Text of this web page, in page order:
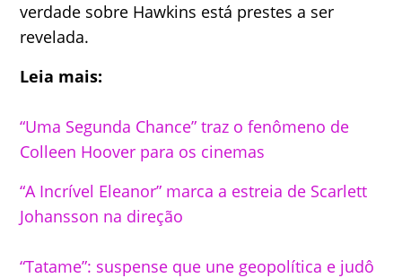
verdade sobre Hawkins está prestes a ser
revelada.
Leia mais:
“Uma Segunda Chance” traz o fenômeno de
Colleen Hoover para os cinemas
“A Incrível Eleanor” marca a estreia de Scarlett
Johansson na direção
“Tatame”: suspense que une geopolítica e judô